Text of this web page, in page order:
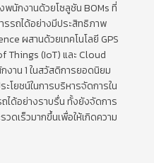
นักงานด้วยโซลูชัน BOMs ที่
รรถได้อย่างมีประสิทธิภาพ
ผสานด้วยเทคโนโลยี GPS
Things (IoT) และ Cloud
าน 1 ในสวัสดิการยอดนิยม
โยชน์ในการบริหารจัดการใน
ได้อย่างราบรื่น ทั้งยังจัดการ
วดเร็วมากขึ้นเพื่อให้เกิดความ